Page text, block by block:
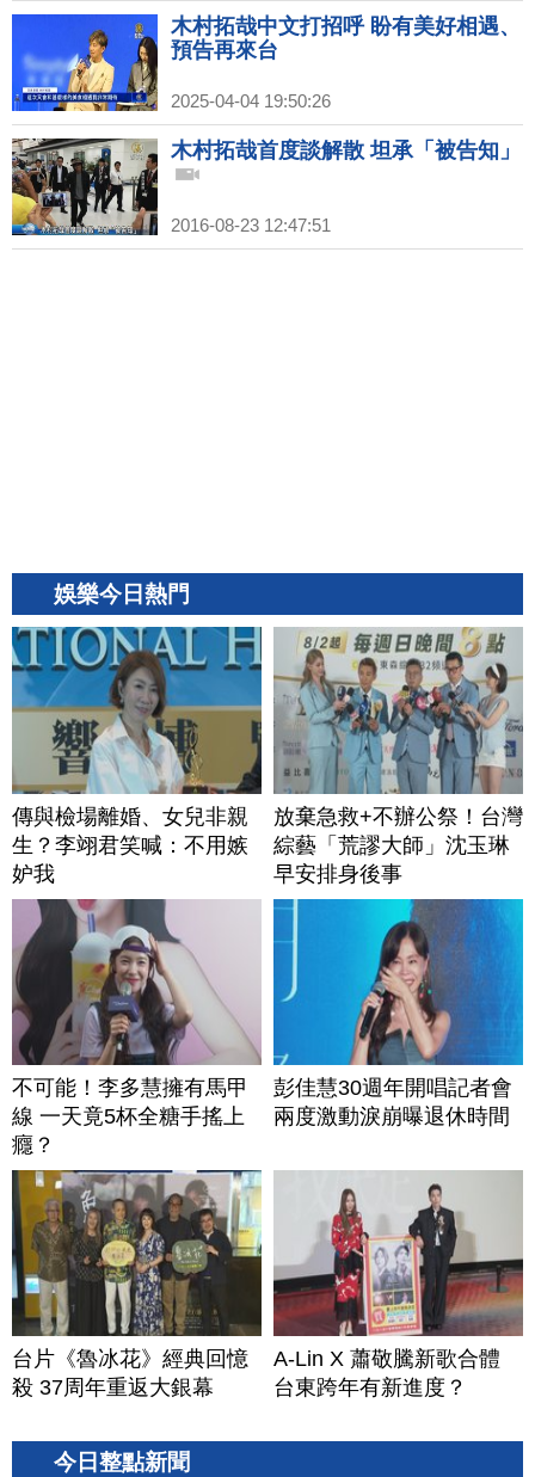
木村拓哉中文打招呼 盼有美好相遇、
預告再來台
2025-04-04 19:50:26
木村拓哉首度談解散 坦承「被告知」
2016-08-23 12:47:51
娛樂今日熱門
傳與檢場離婚、女兒非親
生？李翊君笑喊：不用嫉
妒我
放棄急救+不辦公祭！台灣
綜藝「荒謬大師」沈玉琳
早安排身後事
不可能！李多慧擁有馬甲
線 一天竟5杯全糖手搖上
癮？
彭佳慧30週年開唱記者會
兩度激動淚崩曝退休時間
台片《魯冰花》經典回憶
殺 37周年重返大銀幕
A-Lin X 蕭敬騰新歌合體
台東跨年有新進度？
今日整點新聞